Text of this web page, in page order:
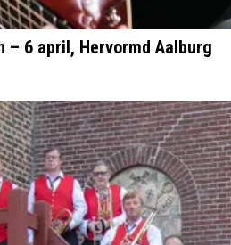
– 6 april, Hervormd Aalburg